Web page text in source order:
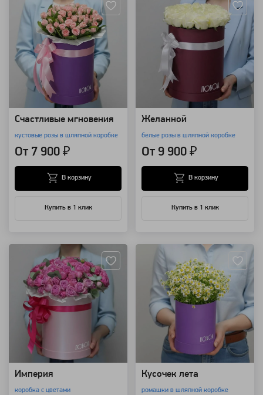
Счастливые мгновения
кустовые розы в шляпной коробке
От 7 900 ₽
Купить в 1 клик
В корзину
Желанной
белые розы в шляпной коробке
От 9 900 ₽
Купить в 1 клик
В корзину
Империя
коробка с цветами
Кусочек лета
ромашки в шляпной коробке